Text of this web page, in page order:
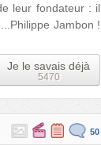
leur fondateur : il
Jambon !
Je le savais déjà
5470
50